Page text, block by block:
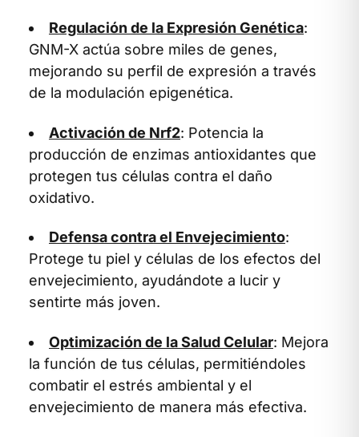
Regulación de la Expresión Genética:
GNM-X actúa sobre miles de genes,
mejorando su perfil de expresión a través
de la modulación epigenética.
Activación de Nrf2: Potencia la
producción de enzimas antioxidantes que
protegen tus células contra el daño
oxidativo.
Defensa contra el Envejecimiento:
Protege tu piel y células de los efectos del
envejecimiento, ayudándote a lucir y
sentirte más joven.
Optimización de la Salud Celular: Mejora
la función de tus células, permitiéndoles
combatir el estrés ambiental y el
envejecimiento de manera más efectiva.